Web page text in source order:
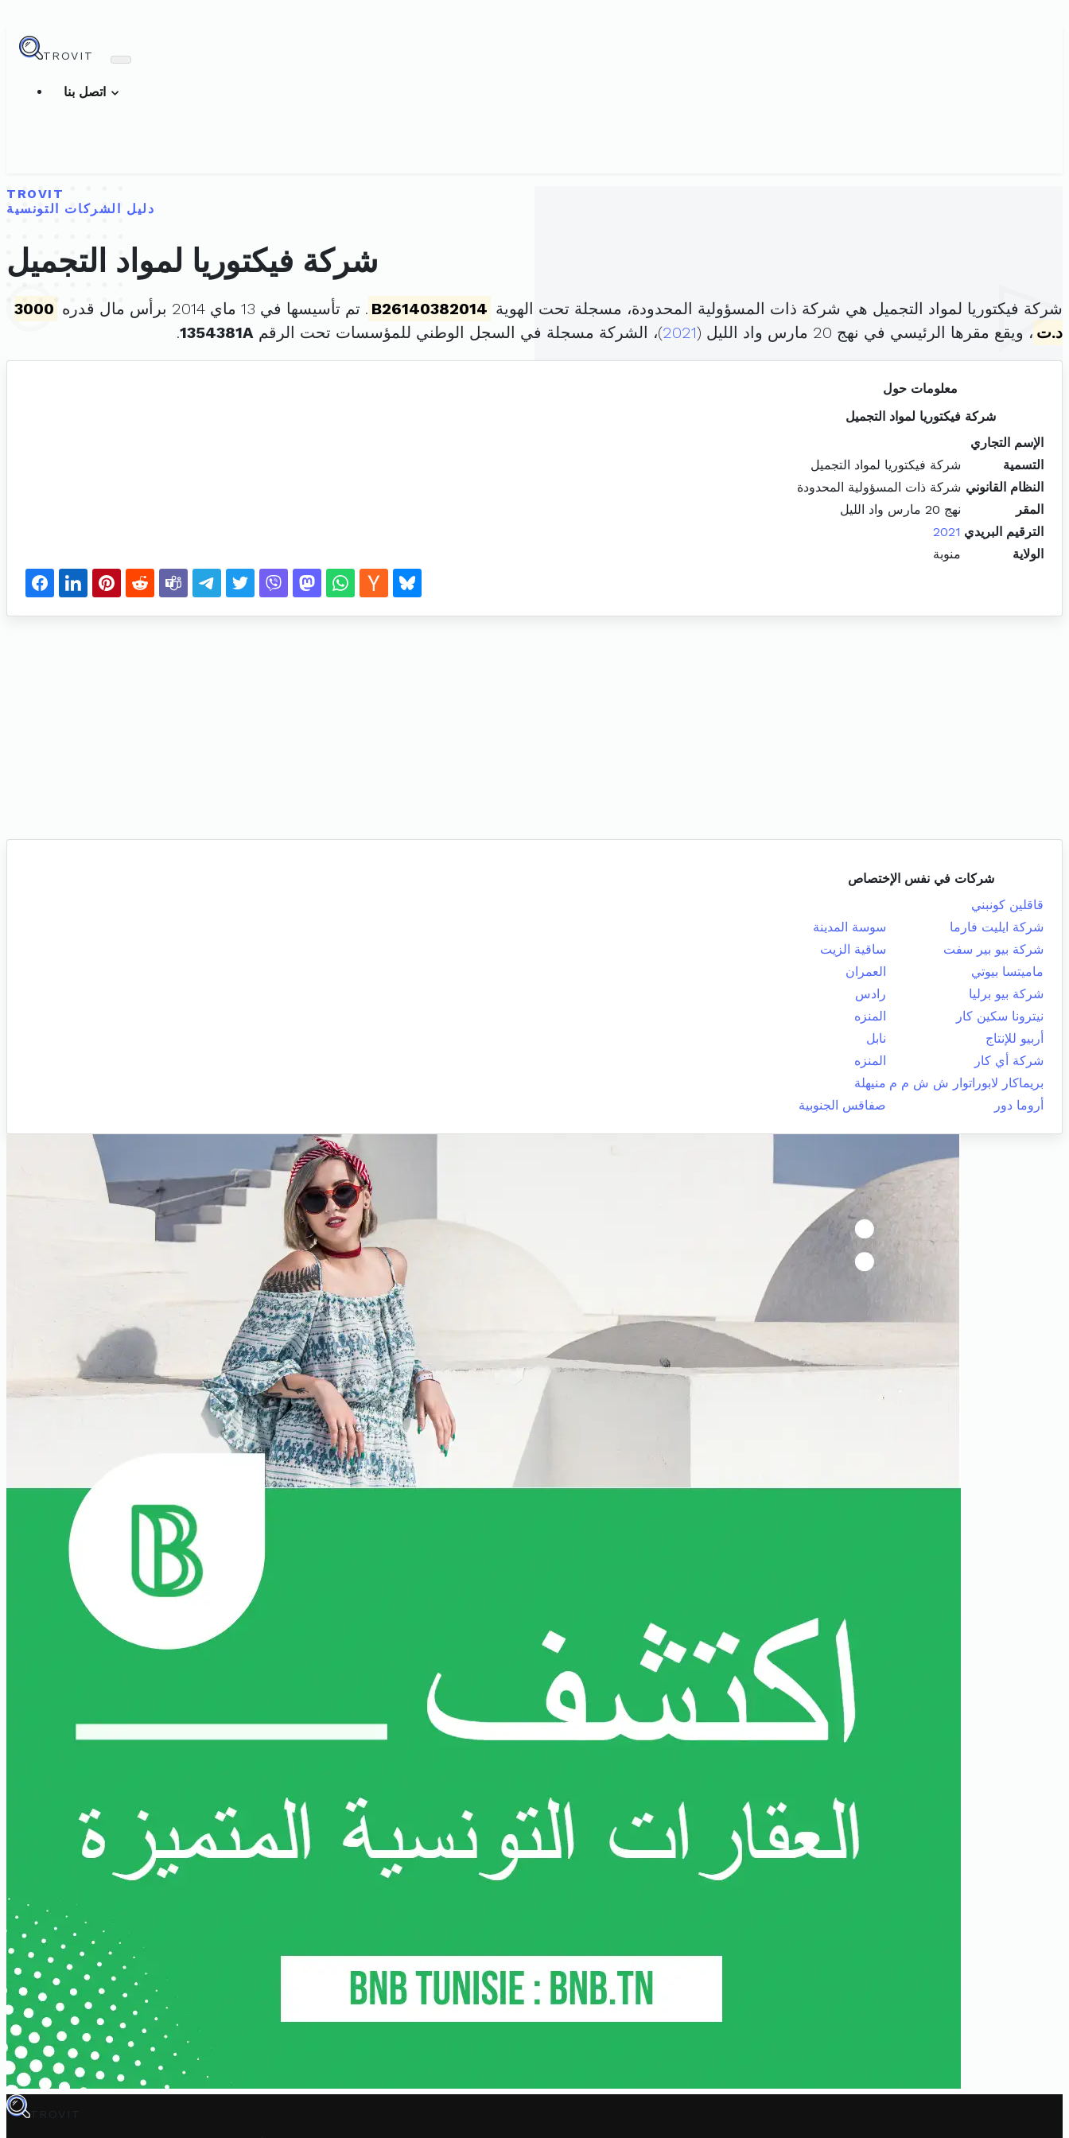
TROVIT
TROVIT
دليل الشركات التونسية
شركة فيكتوريا لمواد التجميل
شركة فيكتوريا لمواد التجميل هي شركة ذات المسؤولية المحدودة، مسجلة تحت الهوية B26140382014 . تم تأسيسها في 13 ماي 2014 برأس مال قدره
3000
د.ت ، ويقع مقرها الرئيسي في نهج 20 مارس واد الليل ( 2021)، الشركة مسجلة في السجل الوطني للمؤسسات تحت الرقم 1354381A
.
معلومات حول
شركة فيكتوريا لمواد التجميل
الإسم التجاري
التسمية
شركة فيكتوريا لمواد التجميل
النظام القانوني شركة ذات المسؤولية المحدودة
المقر
نهج 20 مارس واد الليل
الترقيم البريدي 2021
الولاية
منوبة
شركات في نفس الإختصاص
قاقلين كونبني
شركة ايليت فارما
سوسة المدينة
شركة بيو بير سفت
ساقية الزيت
ماميتسا بيوتي
العمران
شركة بيو برليا
رادس
نيترونا سكين كار
المنزه
أربيو للإنتاج
نابل
شركة أي كار
المنزه
بريماكار لابوراتوار ش ش م م منيهلة
أروما دور
صفاقس الجنوبية
TROVIT